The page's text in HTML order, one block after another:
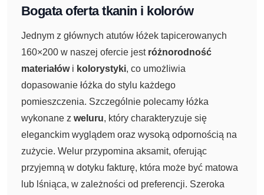
Bogata oferta tkanin i kolorów
Jednym z głównych atutów łóżek tapicerowanych
160×200 w naszej ofercie jest różnorodność
materiałówi kolorystyki, co umożliwia
dopasowanie łóżka do stylu każdego
pomieszczenia. Szczególnie polecamy łóżka
wykonane z weluru, który charakteryzuje się
eleganckim wyglądem oraz wysoką odpornością na
zużycie. Welur przypomina aksamit, oferując
przyjemną w dotyku fakturę, która może być matowa
lub lśniąca, w zależności od preferencji. Szeroka